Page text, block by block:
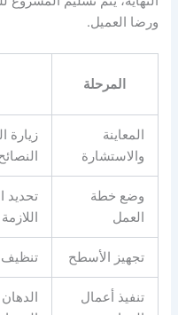
ورضا العميل.
المرحلة
المعاينة
والاستشارة
زيارة
وضع خطة
العمل
تحديد
اللازمة
تجهيز الأسطح تنظيف
تنفيذ أعمال